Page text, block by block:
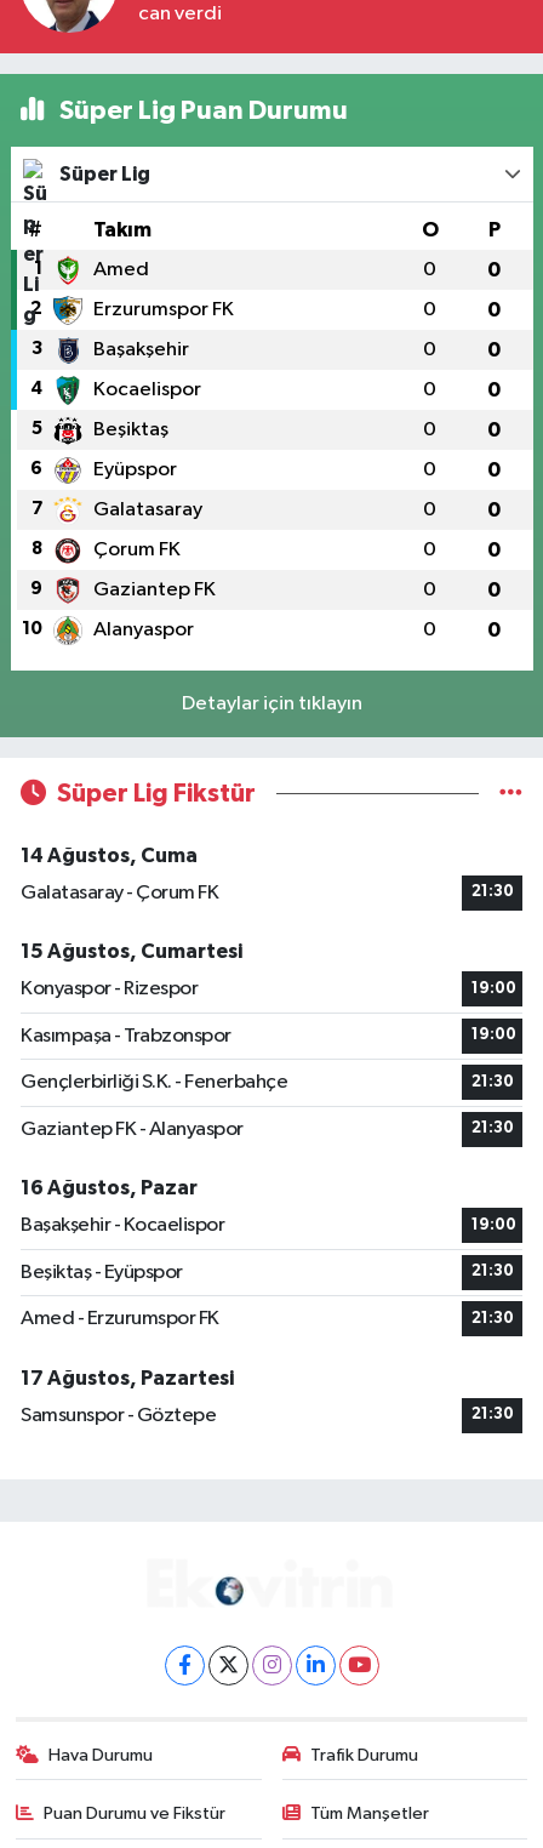
can verdi
Süper Lig Puan Durumu
Süper Lig
# Takım O P
1 Amed 0 0
2 Erzurumspor FK 0 0
3 Başakşehir 0 0
4 Kocaelispor 0 0
5 Beşiktaş 0 0
6 Eyüpspor 0 0
7 Galatasaray 0 0
8 Çorum FK 0 0
9 Gaziantep FK 0 0
10 Alanyaspor 0 0
Detaylar için tıklayın
Süper Lig Fikstür
14 Ağustos, Cuma
Galatasaray - Çorum FK
21:30
15 Ağustos, Cumartesi
Konyaspor - Rizespor
19:00
Kasımpaşa - Trabzonspor 19:00
Gençlerbirliği S.K. - Fenerbahçe 21:30
Gaziantep FK - Alanyaspor 21:30
16 Ağustos, Pazar
Başakşehir - Kocaelispor
19:00
Beşiktaş - Eyüpspor 21:30
Amed - Erzurumspor FK 21:30
17 Ağustos, Pazartesi
Samsunspor - Göztepe
21:30
Hava Durumu Trafik Durumu
Puan Durumu ve Fikstür Tüm Manşetler